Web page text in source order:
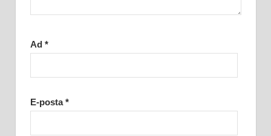
Ad *
E-posta*